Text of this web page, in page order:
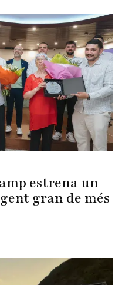
estrena un
gran de més